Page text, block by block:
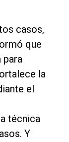
casos,
que
para
la
el
técnica
Y